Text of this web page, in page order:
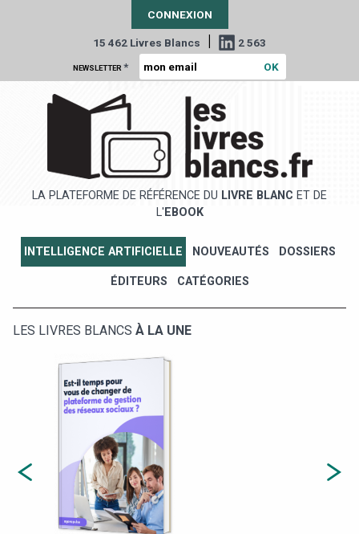
CONNEXION
15 462 Livres Blancs | 2 563
NEWSLETTER *
LA PLATEFORME DE RÉFÉRENCE DU LIVRE BLANC ET DE
L' EBOOK
INTELLIGENCE ARTIFICIELLE NOUVEAUTÉS DOSSIERS
ÉDITEURS CATÉGORIES
LES LIVRES BLANCS À LA UNE